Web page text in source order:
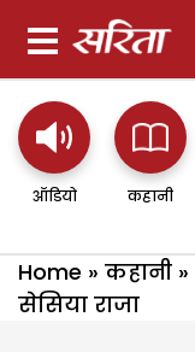
ऑडियो कहानी
Home » कहानी »
सेसिया राजा